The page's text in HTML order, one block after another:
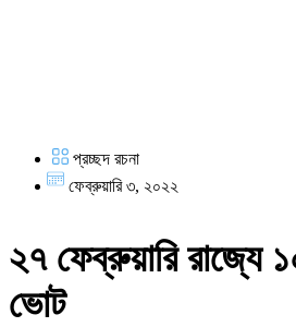
প্রচ্ছদ রচনা
ফেব্রুয়ারি ৩, ২০২২
২৭ ফেব্রুয়ারি রাজ্যে
ভোট